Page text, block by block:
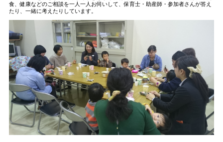
食、健康などのご相談を一人一人お伺いして、保育士・助産師・参加者さんが答え
たり、一緒に考えたりしています。